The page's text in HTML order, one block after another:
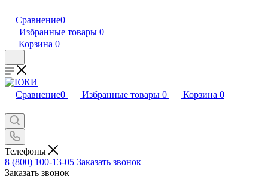
Сравнение0
Избранные товары 0
Корзина 0
Сравнение0 Избранные товары 0 Корзина 0
Телефоны
8 (800) 100-13-05 Заказать звонок
Заказать звонок